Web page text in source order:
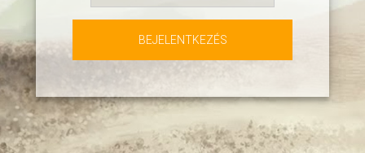
BEJELENTKEZÉS